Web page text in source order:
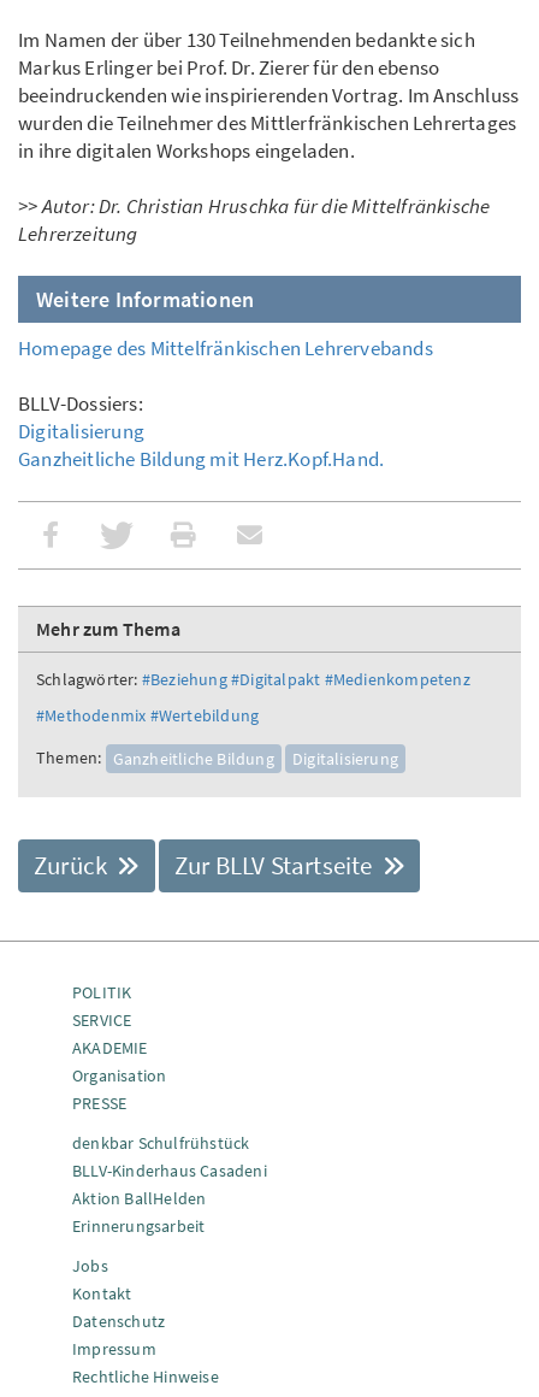
Im Namen der über 130 Teilnehmenden bedankte sich
Markus Erlinger bei Prof. Dr. Zierer für den ebenso
beeindruckenden wie inspirierenden Vortrag. Im Anschluss
wurden die Teilnehmer des Mittlerfränkischen Lehrertages
in ihre digitalen Workshops eingeladen.
>> Autor: Dr. Christian Hruschka für die Mittelfränkische
Lehrerzeitung
Weitere Informationen
Homepage des Mittelfränkischen Lehrervebands
BLLV-Dossiers:
Digitalisierung
Ganzheitliche Bildung mit Herz.Kopf.Hand.
Mehr zum Thema
Schlagwörter: #Beziehung#Digitalpakt #Medienkompetenz
#Methodenmix #Wertebildung
Themen:
Ganzheitliche Bildung Digitalisierung
Zurück Zur BLLV Startseite
POLITIK
SERVICE
AKADEMIE
Organisation
PRESSE
denkbar Schulfrühstück
BLLV-Kinderhaus Casadeni
Aktion BallHelden
Erinnerungsarbeit
Jobs
Kontakt
Datenschutz
Impressum
Rechtliche Hinweise